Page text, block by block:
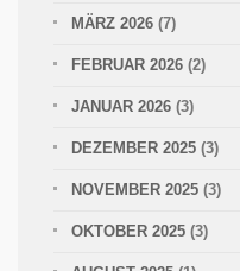
MÄRZ 2026 (7)
FEBRUAR 2026 (2)
JANUAR 2026 (3)
DEZEMBER 2025 (3)
NOVEMBER 2025 (3)
OKTOBER 2025 (3)